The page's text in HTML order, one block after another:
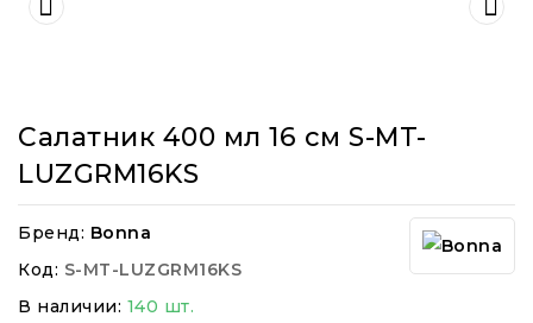
Салатник 400 мл 16 см S-MT-
LUZGRM16KS
Бренд: Bonna
Код: S-MT-LUZGRM16KS
В наличии: 140 шт.